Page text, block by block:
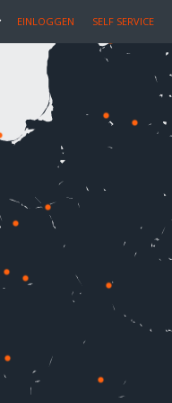
EINLOGGEN SELF SERVICE